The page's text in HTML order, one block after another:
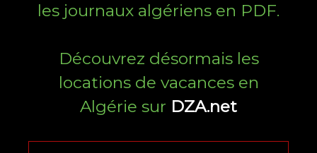
les journaux algériens en PDF.
Découvrez désormais les
locations de vacances en
Algérie sur DZA.net